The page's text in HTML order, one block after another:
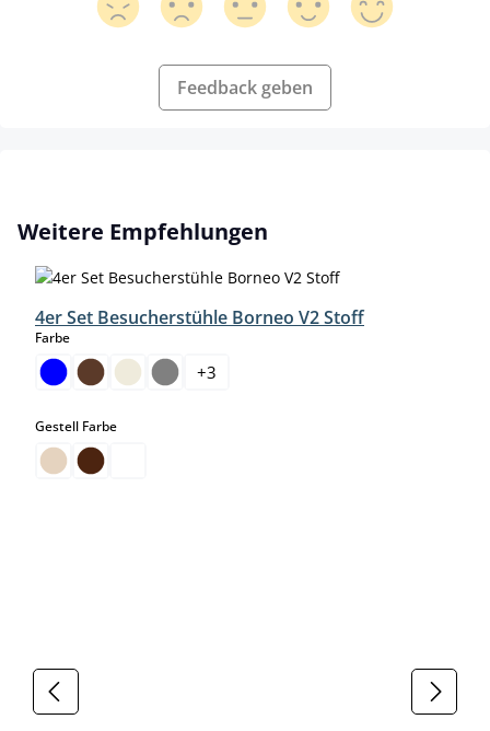
Feedback geben
Produktgalerie überspringen
Weitere Empfehlungen
4er Set Besucherstühle Borneo V2 Stoff
Farbeauswählen
+3
Gestell Farbeauswählen